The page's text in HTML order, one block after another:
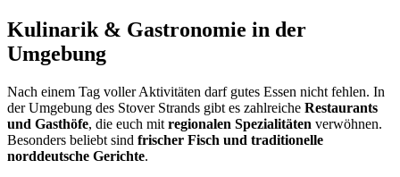
Kulinarik & Gastronomie in der
Umgebung
Nach einem Tag voller Aktivitäten darf gutes Essen nicht fehlen. In
der Umgebung des Stover Strands gibt es zahlreiche Restaurants
und Gasthöfe, die euch mit regionalen Spezialitäten verwöhnen.
Besonders beliebt sind frischer Fisch und traditionelle
norddeutsche Gerichte.